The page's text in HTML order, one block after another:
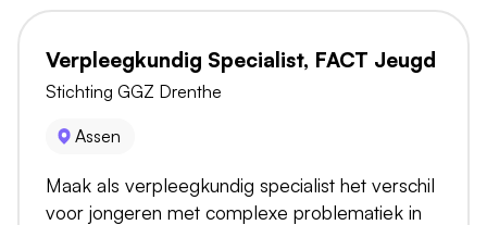
Verpleegkundig Specialist, FACT Jeugd
Stichting GGZ Drenthe
Assen
Maak als verpleegkundig specialist het verschil
voor jongeren met complexe problematiek in